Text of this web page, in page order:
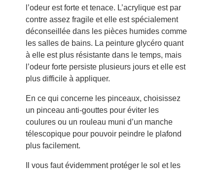
l’odeur est forte et tenace. L’acrylique est par
contre assez fragile et elle est spécialement
déconseillée dans les pièces humides comme
les salles de bains. La peinture glycéro quant
à elle est plus résistante dans le temps, mais
l’odeur forte persiste plusieurs jours et elle est
plus difficile à appliquer.
En ce qui concerne les pinceaux, choisissez
un pinceau anti-gouttes pour éviter les
coulures ou un rouleau muni d’un manche
télescopique pour pouvoir peindre le plafond
plus facilement.
Il vous faut évidemment protéger le sol et les